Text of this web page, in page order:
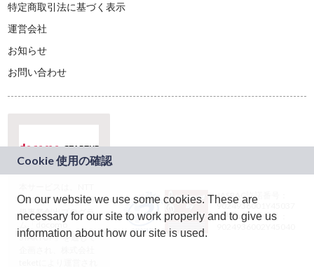
特定商取引法に基づく表示
運営会社
お知らせ
お問い合わせ
ドコモグループの新
規事業創出プログラ
ム「docomo
STARTUP」を通じて
JASRAC許諾番号：
9024936001Y45037
JASRAC許諾番号：
On our website we use some cookies. These are
necessary for our site to work properly and to give us
information about how our site is used.